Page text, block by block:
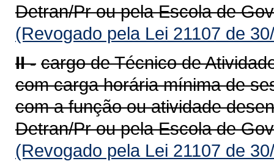
Detran/Pr ou pela Escola de
(Revogado pela Lei 21107 de
II - cargo de Técnico de
com carga horária mínima de
com a função ou atividade
Detran/Pr ou pela Escola de
(Revogado pela Lei 21107 de